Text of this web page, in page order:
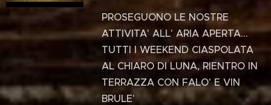
PROSEGUONO LE NOSTRE
ATTIVITA' ALL' ARIA APERTA...
TUTTI I WEEKEND CIASPOLATA
AL CHIARO DI LUNA, RIENTRO IN
TERRAZZA CON FALO' E VIN
BRULE'